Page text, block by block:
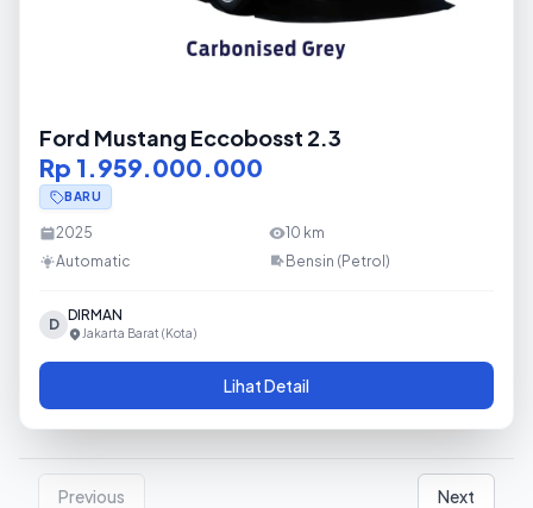
Ford Mustang Eccobosst 2.3
Rp 1.959.000.000
BARU
2025 10 km
Automatic
Bensin (Petrol)
D DIRMAN
Jakarta Barat (Kota)
Lihat Detail
Previous Next